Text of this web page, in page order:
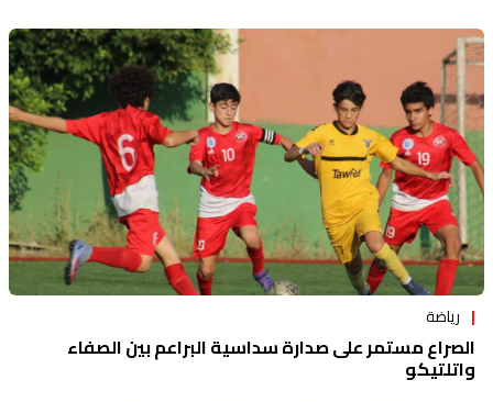
رياضة
الصراع مستمر على صدارة سداسية البراعم بين الصفاء
واتلتيكو